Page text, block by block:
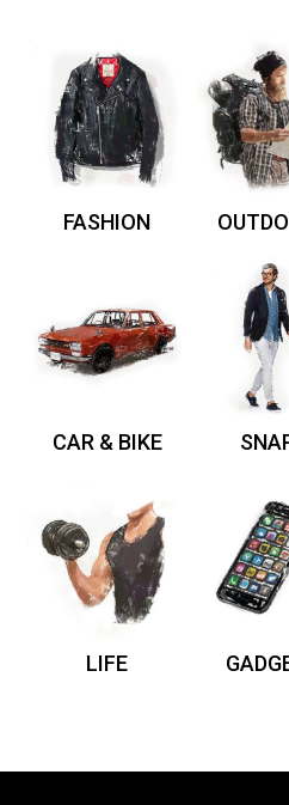
FASHION
CAR & BIKE
LIFE